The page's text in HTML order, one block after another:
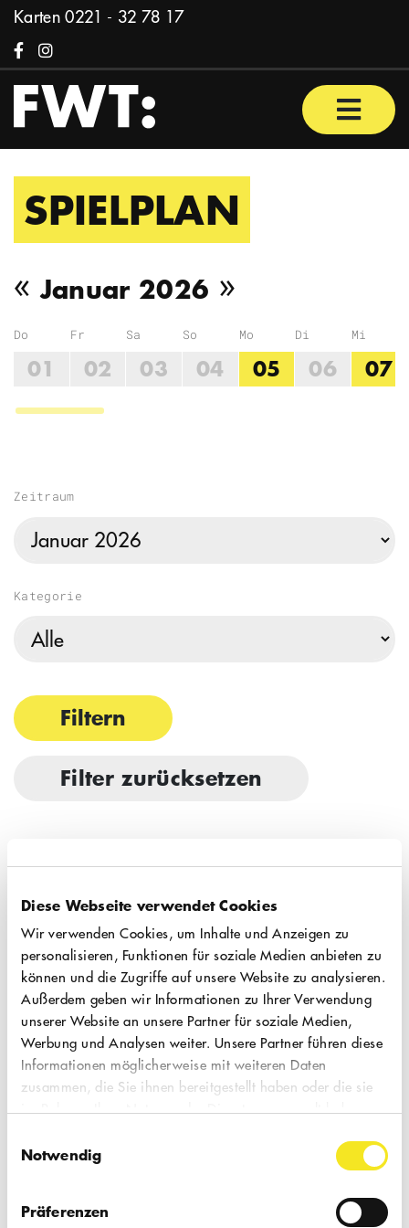
Diese Webseite verwendet Cookies
Wir verwenden Cookies, um Inhalte und Anzeigen zu
personalisieren, Funktionen für soziale Medien anbieten zu
können und die Zugriffe auf unsere Website zu analysieren.
Außerdem geben wir Informationen zu Ihrer Verwendung
unserer Website an unsere Partner für soziale Medien,
Werbung und Analysen weiter. Unsere Partner führen diese
Informationen möglicherweise mit weiteren Daten
zusammen, die Sie ihnen bereitgestellt haben oder die sie
im Rahmen Ihrer Nutzung der Dienste gesammelt haben.
Notwendig
Präferenzen
Zum Inhalt springen
Karten0221 - 32 78 17
FacebookInstagram
SPIELPLAN
Vorheriger Monat
«Januar 2026 Nächster
»
Do
01
Fr
02
Sa
03
So
04
Mo
05
Di
06
Mi
07
Zeitraum
Kategorie
Filtern
Filter zurücksetzen
16.01.2026
Fr, 20:00 Uhr
ANNETTE, EIN
HELDINNENEPOS
Romanadaption| Die
Lebensgeschichte der Französin Anne
Buchpreis 2020 ausgezeichnete Werk von
Anne Weber stellt bewusst eine Frau ins
Zentrum einer literarischen Form, die in